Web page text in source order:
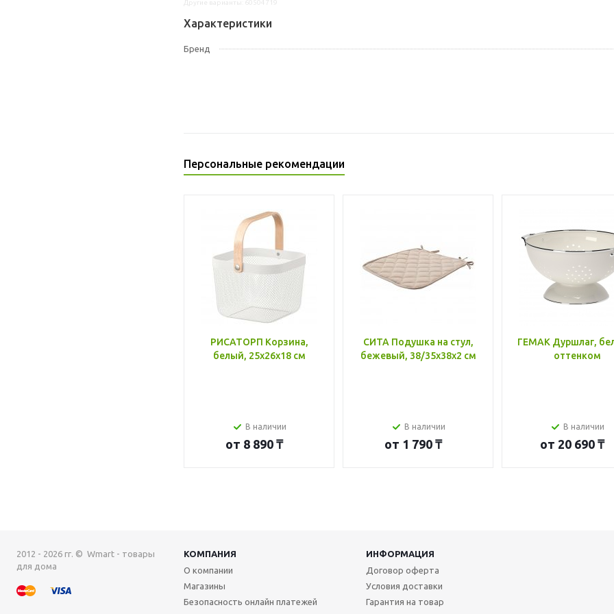
Характеристики
Бренд
Персональные рекомендации
РИСАТОРП Корзина,
белый, 25x26x18 см
В наличии
от 8 890 ₸
СИТА Подушка на стул,
бежевый, 38/35x38x2 см
В наличии
от 1 790 ₸
ГЕМАК Дуршлаг,
оттенком
В наличии
от 20 690 ₸
2012 - 2026 гг. © Wmart - товары
для дома
КОМПАНИЯ
ИНФОРМАЦИЯ
О компании
Магазины
Безопасность онлайн платежей
Договор оферта
Условия доставки
Гарантия на товар